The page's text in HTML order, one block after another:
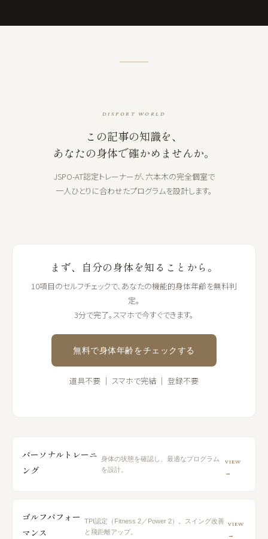
DISPORT WORLD
この記事の知識を、
あなたの身体で確かめませんか。
JSPO-AT認定トレーナーが、六本木の完全個室で
一人ひとりに合わせたプログラムを設計します。
まず、自分の身体を知ることから。
10項目のセルフチェックで、あなたの機能的身体年齢を無料判
定。
3分で完了。スマホで今すぐできます。
無料で身体年齢をチェックする
道具不要 ｜ スマホで完結 ｜ 登録不要
パーソナルトレーニ
ング
身体の状態を確認し、最適なプログラム
を設計。
VIEW
→
ゴルフパフォー
マンス
TPI認定（Fitness 2／Power 2）。スイング改善
と飛距離アップ。
VIEW
→